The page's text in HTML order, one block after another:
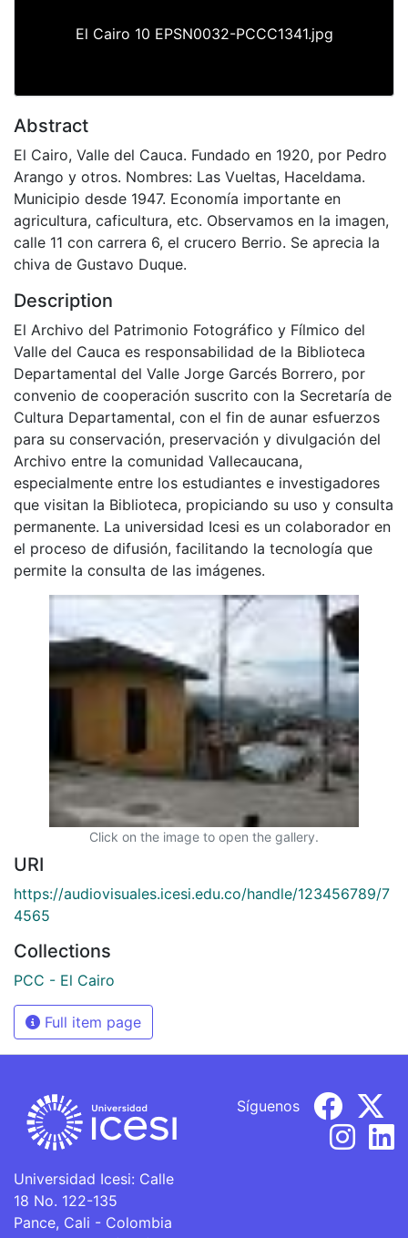
El Cairo 10 EPSN0032-PCCC1341.jpg
Abstract
El Cairo, Valle del Cauca. Fundado en 1920, por Pedro
Arango y otros. Nombres: Las Vueltas, Haceldama.
Municipio desde 1947. Economía importante en
agricultura, caficultura, etc. Observamos en la imagen,
calle 11 con carrera 6, el crucero Berrio. Se aprecia la
chiva de Gustavo Duque.
Description
El Archivo del Patrimonio Fotográfico y Fílmico del
Valle del Cauca es responsabilidad de la Biblioteca
Departamental del Valle Jorge Garcés Borrero, por
convenio de cooperación suscrito con la Secretaría de
Cultura Departamental, con el fin de aunar esfuerzos
para su conservación, preservación y divulgación del
Archivo entre la comunidad Vallecaucana,
especialmente entre los estudiantes e investigadores
que visitan la Biblioteca, propiciando su uso y consulta
permanente. La universidad Icesi es un colaborador en
el proceso de difusión, facilitando la tecnología que
permite la consulta de las imágenes.
Click on the image to open the gallery.
URI
https://audiovisuales.icesi.edu.co/handle/123456789/7
4565
Collections
PCC - El Cairo
Full item page
Universidad Icesi: Calle
18 No. 122-135
Pance, Cali - Colombia
Síguenos